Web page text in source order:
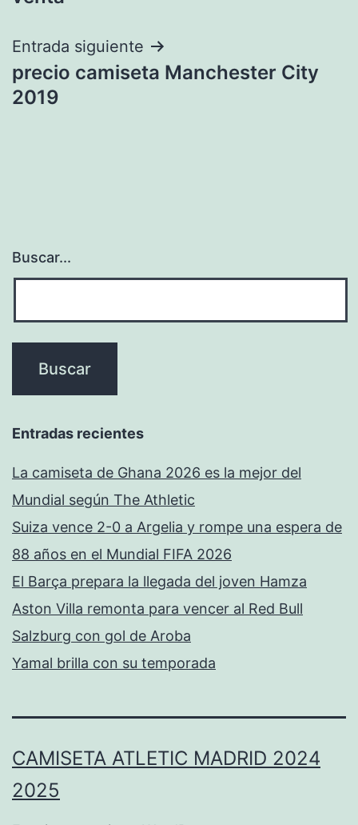
Entrada siguiente
precio camiseta Manchester City
2019
Buscar...
Entradas recientes
La camiseta de Ghana 2026 es la mejor del
Mundial según The Athletic
Suiza vence 2-0 a Argelia y rompe una espera de
88 años en el Mundial FIFA 2026
El Barça prepara la llegada del joven Hamza
Aston Villa remonta para vencer al Red Bull
Salzburg con gol de Aroba
Yamal brilla con su temporada
CAMISETA ATLETIC MADRID 2024
2025